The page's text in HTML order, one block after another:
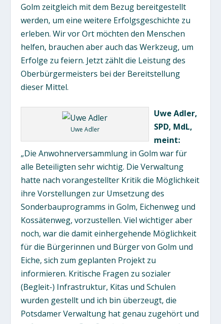
Golm zeitgleich mit dem Bezug bereitgestellt
werden, um eine weitere Erfolgsgeschichte zu
erleben. Wir vor Ort möchten den Menschen
helfen, brauchen aber auch das Werkzeug, um
Erfolge zu feiern. Jetzt zählt die Leistung des
Oberbürgermeisters bei der Bereitstellung
dieser Mittel.
Uwe Adler
Uwe Adler,
SPD, MdL,
meint:
„Die Anwohnerversammlung in Golm war für
alle Beteiligten sehr wichtig. Die Verwaltung
hatte nach vorangestellter Kritik die Möglichkeit
ihre Vorstellungen zur Umsetzung des
Sonderbauprogramms in Golm, Eichenweg und
Kossätenweg, vorzustellen. Viel wichtiger aber
noch, war die damit einhergehende Möglichkeit
für die Bürgerinnen und Bürger von Golm und
Eiche, sich zum geplanten Projekt zu
informieren. Kritische Fragen zu sozialer
(Begleit-) Infrastruktur, Kitas und Schulen
wurden gestellt und ich bin überzeugt, die
Potsdamer Verwaltung hat genau zugehört und